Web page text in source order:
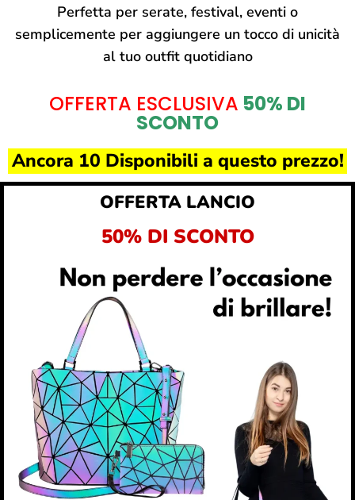
Perfetta per serate, festival, eventi o
semplicemente per aggiungere un tocco di unicità
al tuo outfit quotidiano
OFFERTA ESCLUSIVA 50% DI
SCONTO
Ancora 10 Disponibili a questo prezzo!
OFFERTA LANCIO
50% DI SCONTO